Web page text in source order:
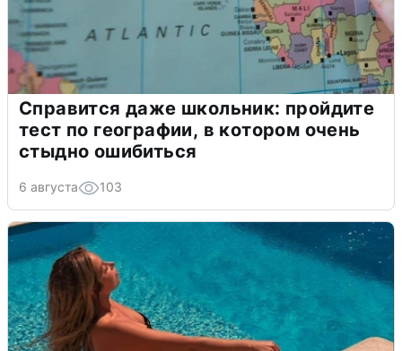
Справится даже школьник: пройдите
тест по географии, в котором очень
стыдно ошибиться
6 августа 103